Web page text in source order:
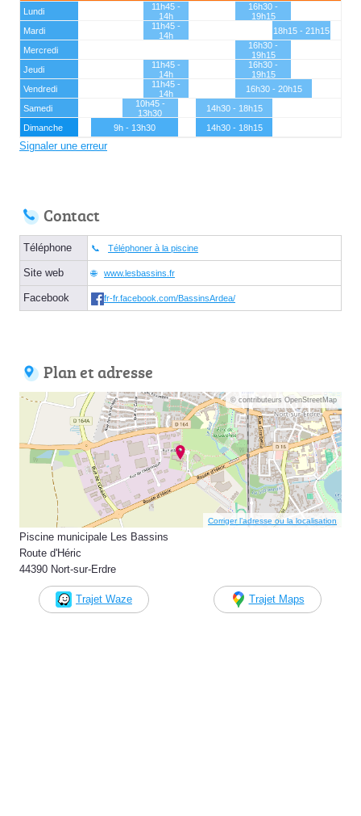
Lundi
11h45 -
14h
16h30 -
19h15
Mardi
11h45 -
14h
18h15 - 21h15
Mercredi
16h30 -
19h15
Jeudi
11h45 -
14h
16h30 -
19h15
Vendredi
11h45 -
14h
16h30 - 20h15
Samedi
10h45 -
13h30
14h30 - 18h15
Dimanche
9h - 13h30 14h30 - 18h15
Signaler une erreur
Contact
Téléphone Téléphoner à la piscine
Site web www.lesbassins.fr
Facebook fr-fr.facebook.com/BassinsArdea/
Plan et adresse
© contributeurs OpenStreetMap
Corriger l’adresse ou la localisation
Piscine municipale Les Bassins
Route d'Héric
44390 Nort-sur-Erdre
Trajet Waze Trajet Maps